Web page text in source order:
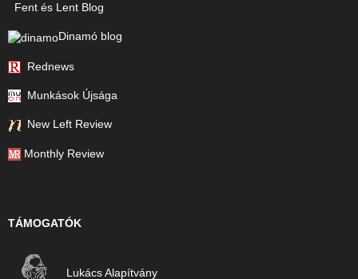
Fent és Lent Blog
Dinamó blog
Rednews
Munkások Újsága
New Left Review
Monthly Review
TÁMOGATÓK
Lukács Alapítvány